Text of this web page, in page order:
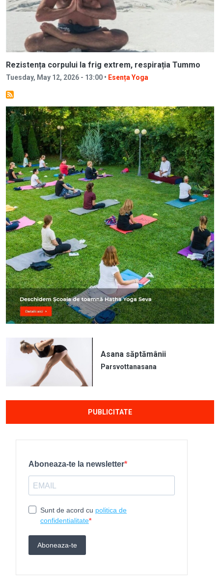
Rezistența corpului la frig extrem, respirația Tummo
Tuesday, May 12, 2026 - 13:00 • Esența Yoga
Image
Asana săptămânii
Parsvottanasana
PUBLICITATE